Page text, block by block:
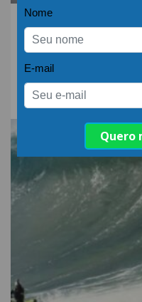
Qual a
detergente
neutro?